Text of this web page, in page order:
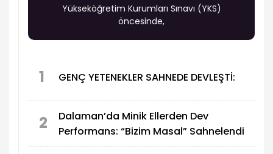
Yükseköğretim Kurumları Sınavı (YKS)
öncesinde,
1 GENÇ YETENEKLER SAHNEDE DEVLEŞTİ:
2
Dalaman’da Minik Ellerden Dev
Performans: “Bizim Masal” Sahnelendi